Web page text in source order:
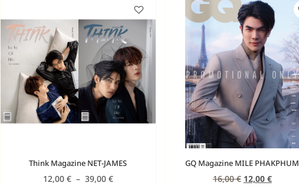
Think Magazine NET-JAMES
12,00 € – 39,00 €
GQ Magazine MILE PHAKPHUM
16,00€ 12,00 €